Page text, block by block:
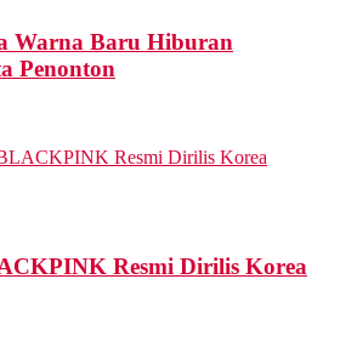
Warna Baru Hiburan
Penonton
Resmi Dirilis Korea